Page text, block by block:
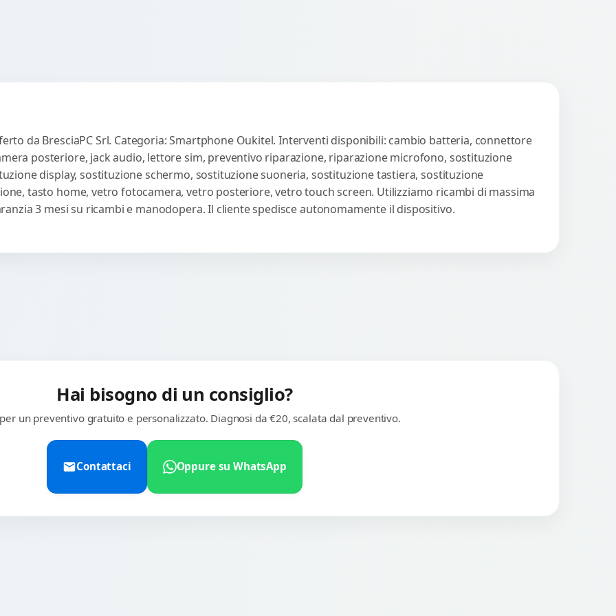
da BresciaPC Srl. Categoria: Smartphone Oukitel. Interventi disponibili: cambio batteria, connettore
posteriore, jack audio, lettore sim, preventivo riparazione, riparazione microfono, sostituzione
display, sostituzione schermo, sostituzione suoneria, sostituzione tastiera, sostituzione
tasto home, vetro fotocamera, vetro posteriore, vetro touch screen. Utilizziamo ricambi di massima
3 mesi su ricambi e manodopera. Il cliente spedisce autonomamente il dispositivo.
Hai bisogno di un consiglio?
un preventivo gratuito e personalizzato. Diagnosi da €20, scalata dal preventivo.
Contattaci Oppure su WhatsApp